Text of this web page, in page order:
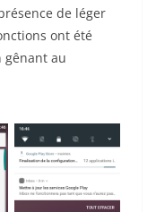
de léger
ont été
gênant au